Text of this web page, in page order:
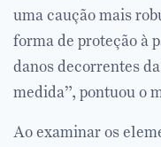
uma caução mais
forma de proteção à
danos decorrentes
medida”, pontuou o
Ao examinar os